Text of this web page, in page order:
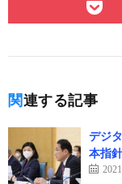
関連する記事
デジ
本指